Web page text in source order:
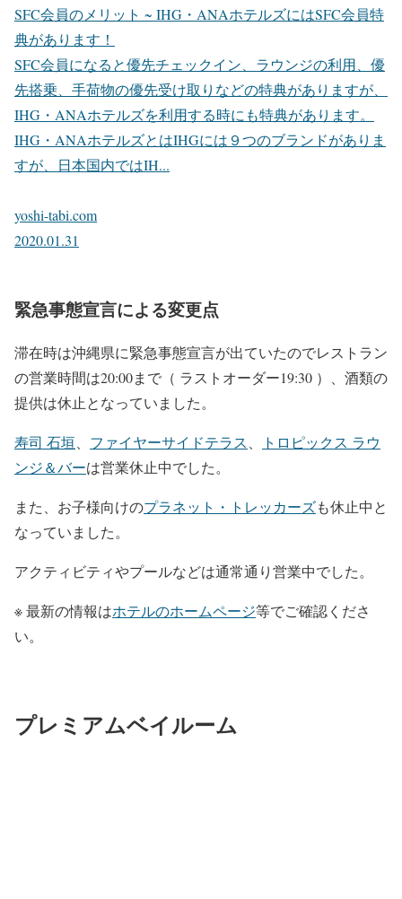
SFC会員のメリット ~ IHG・ANAホテルズにはSFC会員特
典があります！
SFC会員になると優先チェックイン、ラウンジの利用、優
先搭乗、手荷物の優先受け取りなどの特典がありますが、
IHG・ANAホテルズを利用する時にも特典があります。
IHG・ANAホテルズとはIHGには９つのブランドがありま
すが、日本国内ではIH...
yoshi-tabi.com
2020.01.31
緊急事態宣言による変更点
滞在時は沖縄県に緊急事態宣言が出ていたのでレストラン
の営業時間は20:00まで（ ラストオーダー19:30 ）、酒類の
提供は休止となっていました。
寿司 石垣、 ファイヤーサイドテラス、
トロピックス ラウ
ンジ＆バーは営業休止中でした。
また、お子様向けのプラネット・トレッカーズも休止中と
なっていました。
アクティビティやプールなどは通常通り営業中でした。
※ 最新の情報はホテルのホームページ等でご確認くださ
い。
プレミアムベイルーム